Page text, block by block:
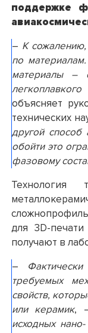
поддержке
– К сожалению,
по
материалы –
объясняет
технических
другой
обойти это
фазовому
Технология
для 3D-
получают в
–
требуемых
свойств,
или керамик,
исходных